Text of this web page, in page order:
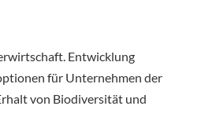
Entwicklung
für Unternehmen der
von Biodiversität und